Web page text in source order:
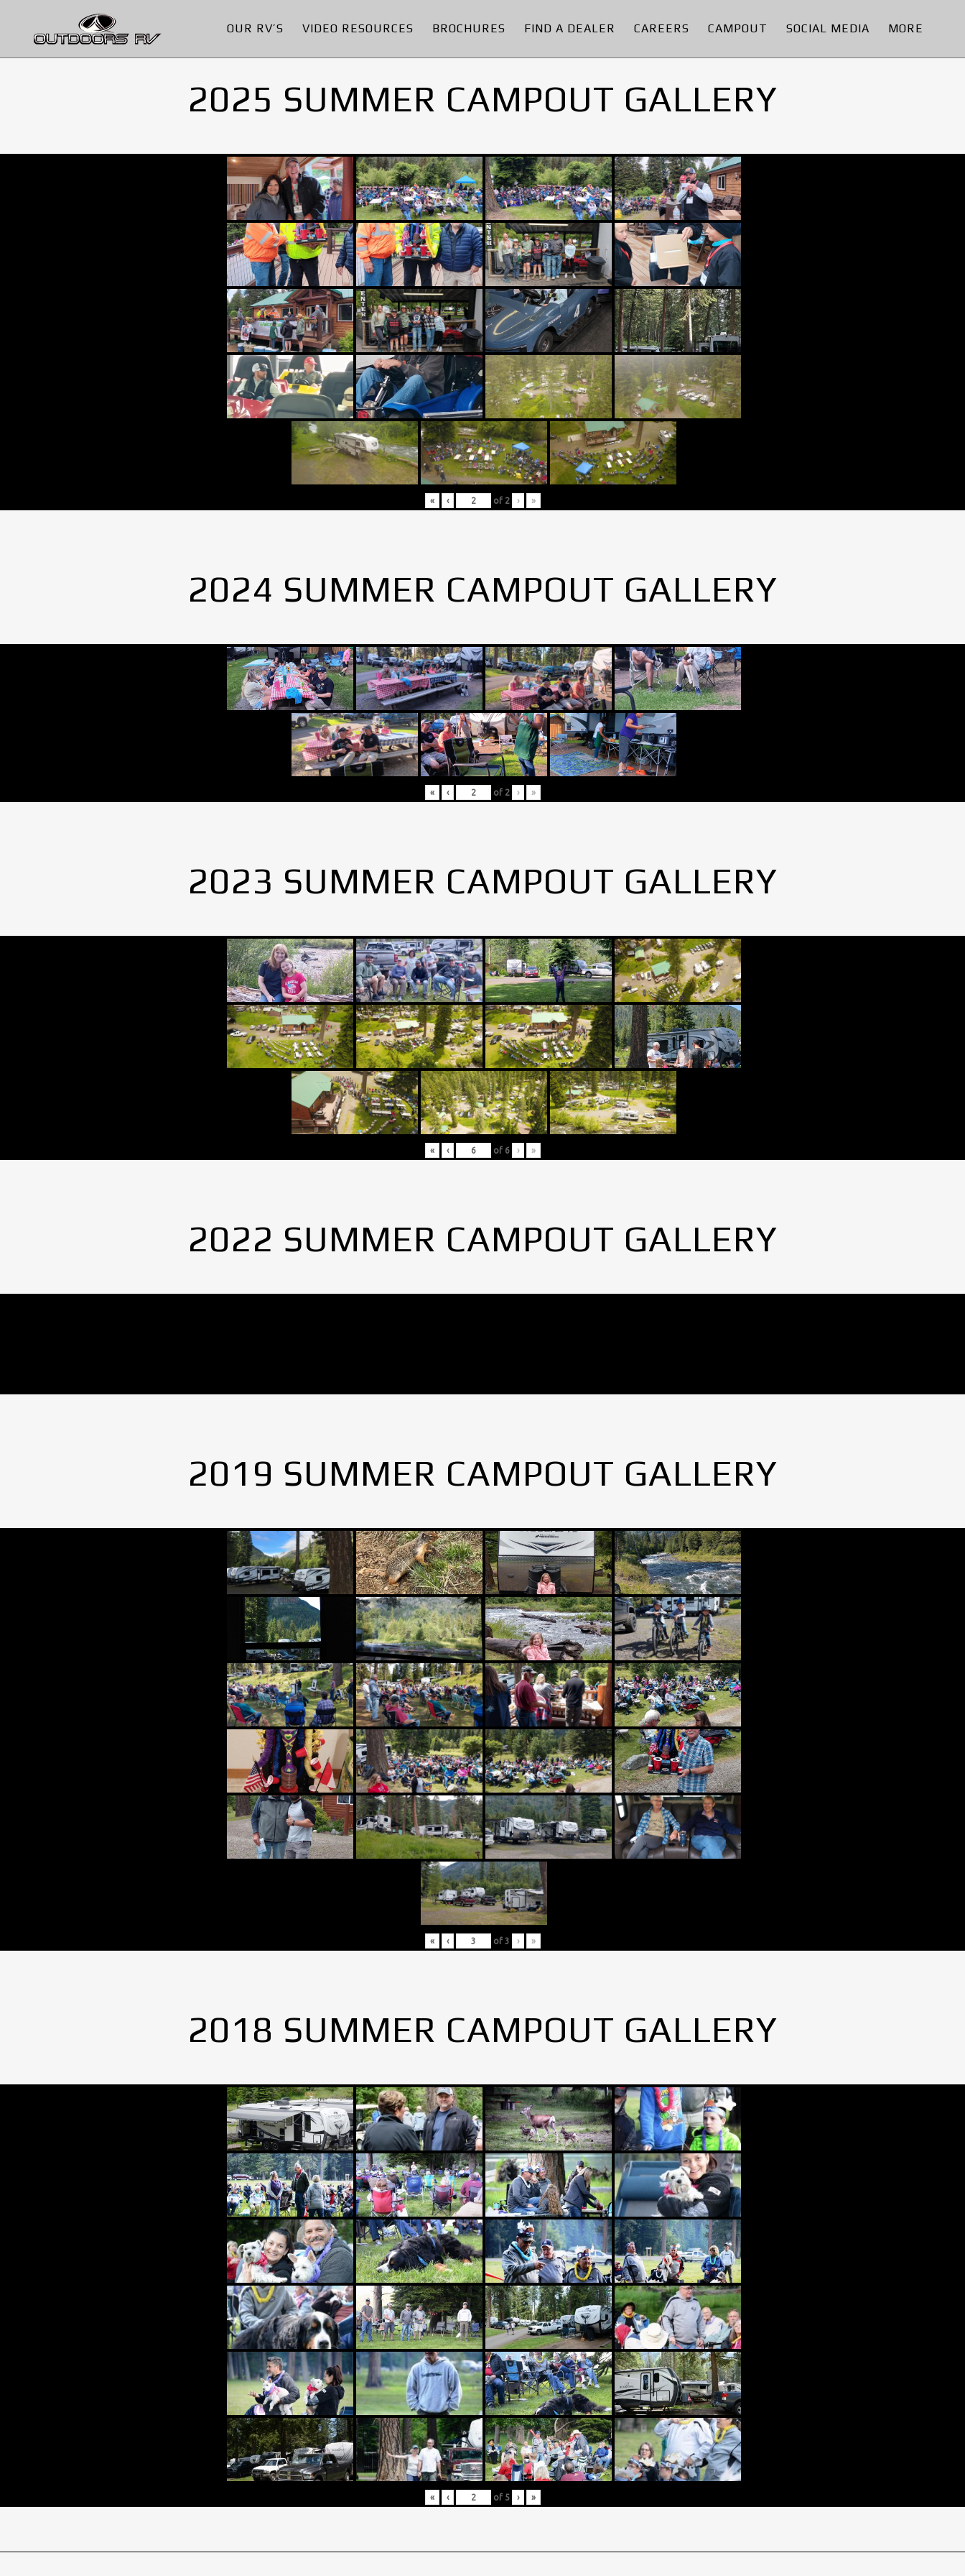
OUR RV’S VIDEO RESOURCES BROCHURES FIND A DEALER CAREERS CAMPOUT SOCIAL MEDIA MORE
2025 SUMMER CAMPOUT GALLERY
« ‹ of 2 › »
2024 SUMMER CAMPOUT GALLERY
« ‹ of 2 › »
2023 SUMMER CAMPOUT GALLERY
« ‹ of 6 › »
2022 SUMMER CAMPOUT GALLERY
2019 SUMMER CAMPOUT GALLERY
« ‹ of 3 › »
2018 SUMMER CAMPOUT GALLERY
« ‹ of 5 › »